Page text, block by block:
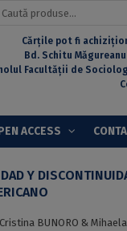
Cărțile pot fi
Bd. Schitu
Facultății de
ACCESS
Y
BUNORO &